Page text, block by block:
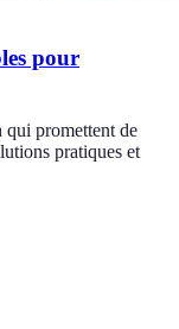
pour
qui promettent de
pratiques et